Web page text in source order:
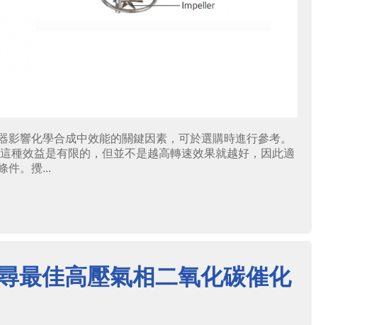
響化學合成中效能的關鍵因素，可於選購時進行參考。
種效益是有限的，但並不是越高轉速效果就越好，因此適
件。攪...
最佳高壓氣相二氧化碳催化